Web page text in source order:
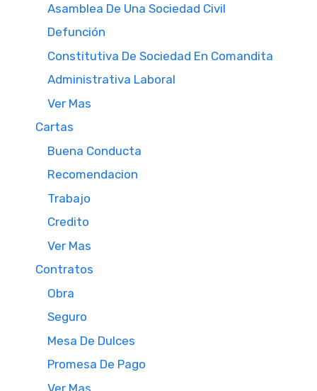
Asamblea De Una Sociedad Civil
Defunción
Constitutiva De Sociedad En Comandita
Administrativa Laboral
Ver Mas
Cartas
Buena Conducta
Recomendacion
Trabajo
Credito
Ver Mas
Contratos
Obra
Seguro
Mesa De Dulces
Promesa De Pago
Ver Mas